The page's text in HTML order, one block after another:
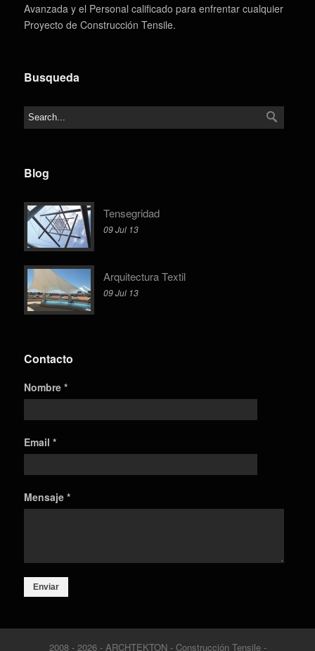
Avanzada y el Personal calificado para enfrentar cualquier
Proyecto de Construcción Tensile.
Busqueda
Blog
Tensegridad
09 Jul 13
Arquitectura Textil
09 Jul 13
Contacto
Nombre *
Email *
Mensaje *
Enviar
2008 - 2026 - ARCHTEKTON - Construcción Tensile -